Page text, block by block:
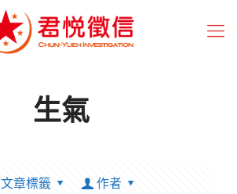
生氣
文章標籤
作者